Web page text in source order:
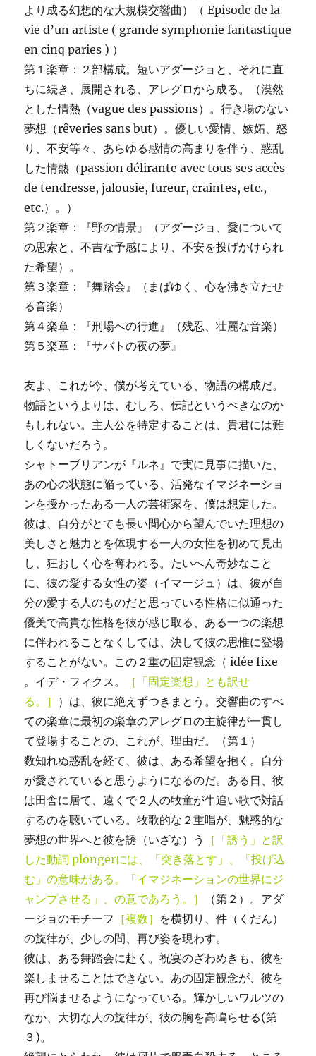
より成る幻想的な大規模交響曲）（ Episode de la
vie d’un artiste ( grande symphonie fantastique
en cinq paries ) ）
第１楽章：２部構成。短いアダージョと、それに直
ちに続き、展開される、アレグロから成る。（漠然
とした情熱（vague des passions）。行き場のない
夢想（rêveries sans but）。優しい愛情、嫉妬、怒
り、不安等々、あらゆる感情の高まりを伴う、惑乱
した情熱（passion délirante avec tous ses accès
de tendresse, jalousie, fureur, craintes, etc.,
etc.）。）
第２楽章：『野の情景』（アダージョ、愛について
の思索と、不吉な予感により、不安を投げかけられ
た希望）。
第３楽章：『舞踏会』（まばゆく、心を沸き立たせ
る音楽）
第４楽章：『刑場への行進』（残忍、壮麗な音楽）
第５楽章：『サバトの夜の夢』
友よ、これが今、僕が考えている、物語の構成だ。
物語というよりは、むしろ、伝記というべきなのか
もしれない。主人公を特定することは、貴君には難
しくないだろう。
シャトーブリアンが『ルネ』で実に見事に描いた、
あの心の状態に陥っている、活発なイマジネーショ
ンを授かったある一人の芸術家を、僕は想定した。
彼は、自分がとても長い間心から望んでいた理想の
美しさと魅力とを体現する一人の女性を初めて見出
し、狂おしく心を奪われる。たいへん奇妙なこと
に、彼の愛する女性の姿（イマージュ）は、彼が自
分の愛する人のものだと思っている性格に似通った
優美で高貴な性格を彼が感じ取る、ある一つの楽想
に伴われることなくしては、決して彼の思惟に登場
することがない。この２重の固定観念（ idée fixe
。イデ・フィクス。
［「固定楽想」とも訳せ
る。］ ）は、彼に絶えずつきまとう。交響曲のすべ
ての楽章に最初の楽章のアレグロの主旋律が一貫し
て登場することの、これが、理由だ。（第１）
数知れぬ惑乱を経て、彼は、ある希望を抱く。自分
が愛されていると思うようになるのだ。ある日、彼
は田舎に居て、遠くで２人の牧童が牛追い歌で対話
するのを聴いている。牧歌的な２重唱が、魅惑的な
夢想の世界へと彼を誘（いざな）う
［「誘う」と訳
した動詞 plongerには、「突き落とす」、「投げ込
む」の意味がある。「イマジネーションの世界にジ
ャンプさせる」、の意であろう。］
（第２）。アダ
ージョのモチーフ ［複数］ を横切り、件（くだん）
の旋律が、少しの間、再び姿を現わす。
彼は、ある舞踏会に赴く。祝宴のざわめきも、彼を
楽しませることはできない。あの固定観念が、彼を
再び悩ませるようになっている。輝かしいワルツの
なか、大切な人の旋律が、彼の胸を高鳴らせる(第
３)。